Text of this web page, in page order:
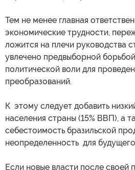
Тем не менее главная
экономические трудности,
ложится на плечи руководства
увлечено предвыборной
политической воли для
преобразований.
К этому следует добавить
населения страны (15% ВВП), а
себестоимость бразильской
неопределенность для
Если новые власти после своей